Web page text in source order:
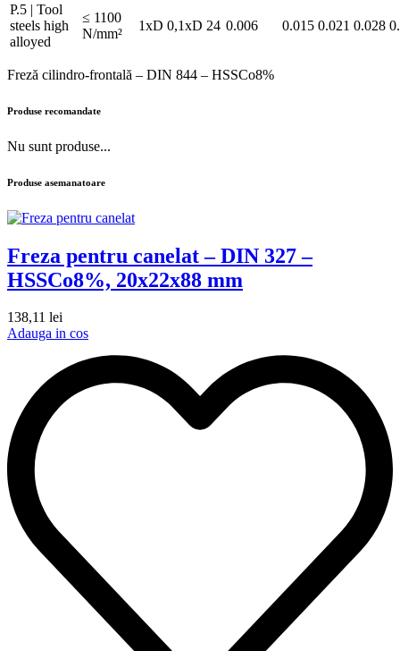
P.5 | Tool
steels high
alloyed
≤ 1100
N/mm²
1xD 0,1xD 24 0.006 0.015 0.021 0.028
Freză cilindro-frontală – DIN 844 – HSSCo8%
Produse recomandate
Nu sunt produse...
Produse asemanatoare
Freza pentru canelat – DIN 327 –
HSSCo8%, 20x22x88 mm
138,11 lei
Adauga in cos